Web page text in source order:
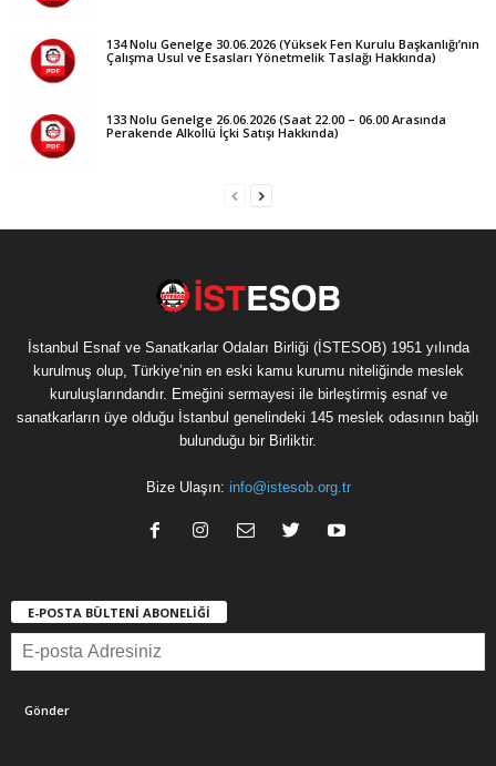
134 Nolu Genelge 30.06.2026 (Yüksek Fen Kurulu Başkanlığı’nın
Çalışma Usul ve Esasları Yönetmelik Taslağı Hakkında)
133 Nolu Genelge 26.06.2026 (Saat 22.00 – 06.00 Arasında
Perakende Alkollü İçki Satışı Hakkında)
İstanbul Esnaf ve Sanatkarlar Odaları Birliği (İSTESOB) 1951 yılında
kurulmuş olup, Türkiye’nin en eski kamu kurumu niteliğinde meslek
kuruluşlarındandır. Emeğini sermayesi ile birleştirmiş esnaf ve
sanatkarların üye olduğu İstanbul genelindeki 145 meslek odasının bağlı
bulunduğu bir Birliktir.
Bize Ulaşın: info@istesob.org.tr
E-POSTA BÜLTENİ ABONELİĞİ